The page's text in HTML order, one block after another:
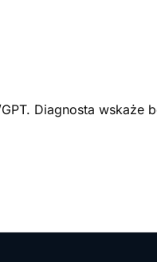
Diagnosta wskaże